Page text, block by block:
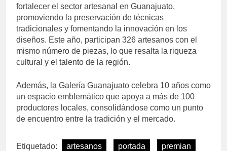
fortalecer el sector artesanal en Guanajuato,
promoviendo la preservación de técnicas
tradicionales y fomentando la innovación en los
diseños. Este año, participan 326 artesanos con el
mismo número de piezas, lo que resalta la riqueza
cultural y el talento de la región.
Además, la Galería Guanajuato celebra 10 años como
un espacio emblemático que apoya a más de 100
productores locales, consolidándose como un punto
de encuentro entre la tradición y el mercado.
Etiquetado: artesanos portada premian